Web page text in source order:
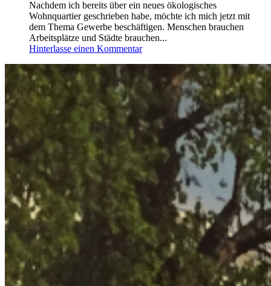
Nachdem ich bereits über ein neues ökologisches
Wohnquartier geschrieben habe, möchte ich mich jetzt mit
dem Thema Gewerbe beschäftigen. Menschen brauchen
Arbeitsplätze und Städte brauchen...
Hinterlasse einen Kommentar